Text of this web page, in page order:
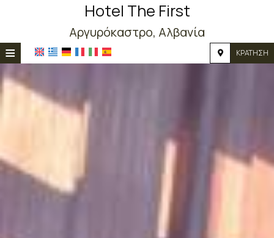
Hotel The First
Αργυρόκαστρο, Αλβανία
≡ ΚΡΆΤΗΣΗ
ΠΑΡΟΧΈΣ
ΦΩΤΟΓΡΑΦΊΕΣ
ΖΉΤΗΣΗ
ΕΠΙΚΟΙΝΩΝΊΑ